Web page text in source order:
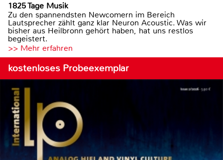
1825 Tage Musik
Zu den spannendsten Newcomern im Bereich
Lautsprecher zählt ganz klar Neuron Acoustic. Was wir
bisher aus Heilbronn gehört haben, hat uns restlos
begeistert.
>> Mehr erfahren
kostenloses Probeexemplar